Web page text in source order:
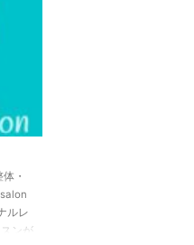
・
ルレ
ンが